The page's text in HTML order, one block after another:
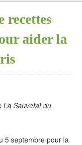
recettes
aider la
La Sauvetat du
5 septembre pour la